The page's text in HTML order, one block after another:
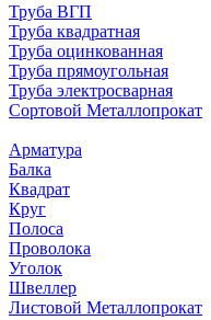
Труба ВГП
Труба квадратная
Труба оцинкованная
Труба прямоугольная
Труба электросварная
Сортовой Металлопрокат
Арматура
Балка
Квадрат
Круг
Полоса
Проволока
Уголок
Швеллер
Листовой Металлопрокат